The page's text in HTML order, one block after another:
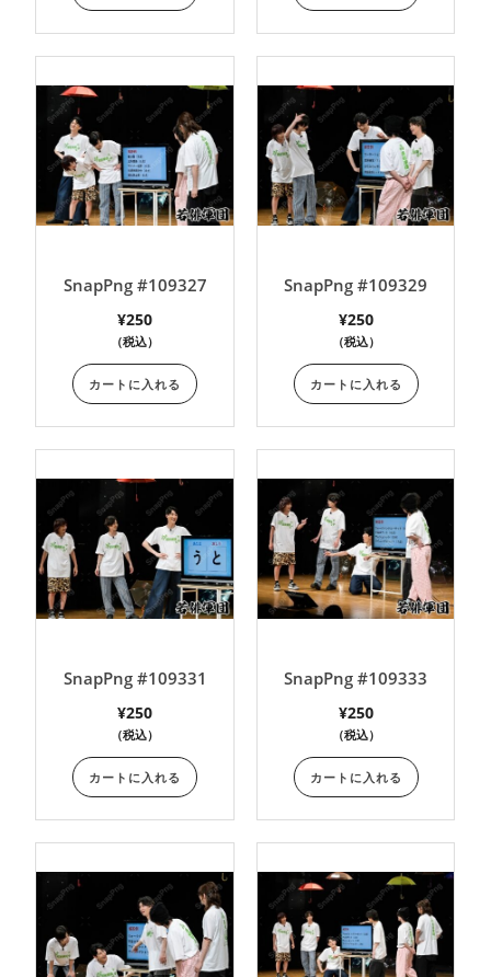
SnapPng #109327
¥250
（税込）
カートに入れる
SnapPng #109329
¥250
（税込）
カートに入れる
SnapPng #109331
¥250
（税込）
カートに入れる
SnapPng #109333
¥250
（税込）
カートに入れる